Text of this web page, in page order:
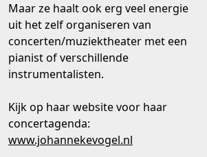
Maar ze haalt ook erg veel energie
uit het zelf organiseren van
concerten/muziektheater met een
pianist of verschillende
instrumentalisten.
Kijk op haar website voor haar
concertagenda:
www.johannekevogel.nl